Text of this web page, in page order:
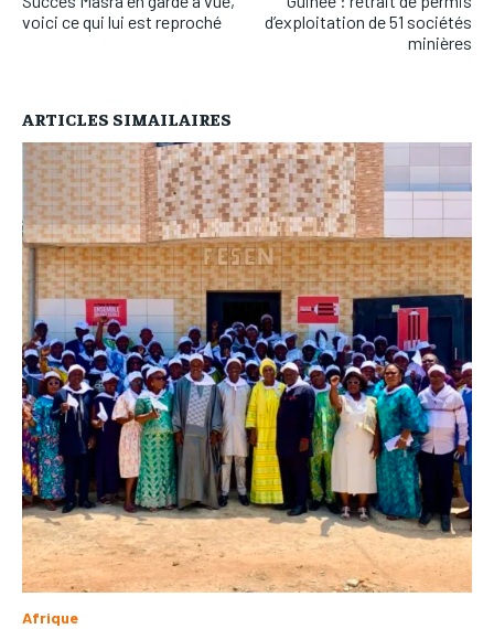
voici ce qui lui est reproché
d’exploitation de 51 sociétés
minières
ARTICLES SIMAILAIRES
Afrique